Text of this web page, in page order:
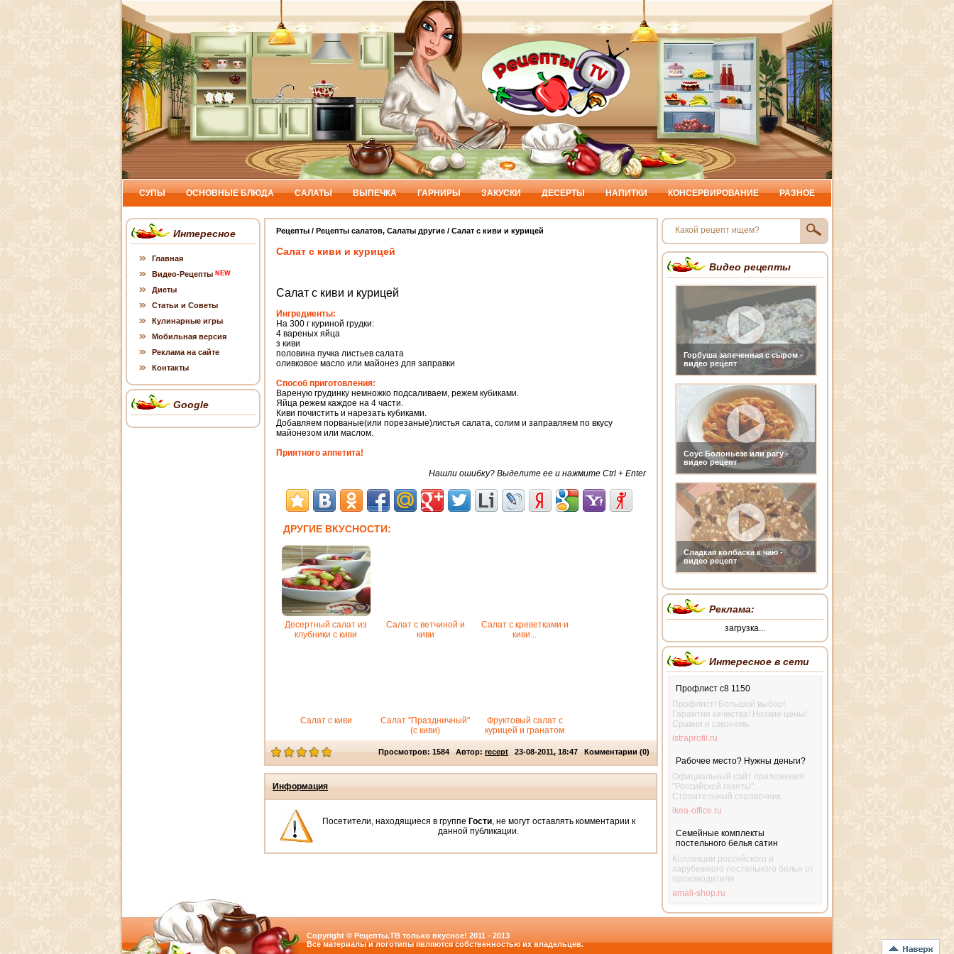
СУПЫ ОСНОВНЫЕ БЛЮДА САЛАТЫ ВЫПЕЧКА ГАРНИРЫ ЗАКУСКИ ДЕСЕРТЫ НАПИТКИ КОНСЕРВИРОВАНИЕ РАЗНОЕ
Рецепты / Рецепты салатов, Салаты другие / Салат с киви и курицей
Салат с киви и курицей
Салат с киви и курицей
Ингредиенты:
На 300 г куриной грудки:
4 вареных яйца
з киви
половина пучка листьев салата
оливковое масло или майонез для заправки
Способ приготовления:
Вареную грудинку немножко подсаливаем, режем кубиками.
Яйца режем каждое на 4 части.
Киви почистить и нарезать кубиками.
Добавляем порваные(или порезаные)листья салата, солим и заправляем по вкусу
майонезом или маслом.
Приятного аппетита!
Нашли ошибку? Выделите ее и нажмите Ctrl + Enter
ДРУГИЕ ВКУСНОСТИ:
Десертный салат из
клубники с киви
Салат с ветчиной и
киви
Салат с креветками и
киви...
Салат с киви
Салат "Праздничный"
(с киви)
Фруктовый салат с
курицей и гранатом
Просмотров: 1584 Автор:recept23-08-2011, 18:47 Комментарии (0)
Информация
Посетители, находящиеся в группе Гости, не могут оставлять комментарии к
данной публикации.
Интересное
Главная
Видео-Рецепты NEW
Диеты
Статьи и Советы
Кулинарные игры
Мобильная версия
Реклама на сайте
Контакты
Google
Видео рецепты
Горбуша запеченная с сыром -
видео рецепт
Соус Болоньезе или рагу -
видео рецепт
Сладкая колбаска к чаю -
видео рецепт
Реклама:
загрузка...
Интересное в сети
Профлист с8 1150
Профлист! Большой выбор!
Гарантия качества! Низкие цены!
Сравни и сэкономь
istraprofil.ru
Рабочее место? Нужны деньги?
Официальный сайт приложения
"Российской газеты".
Строительный справочник.
ikea-office.ru
Семейные комплекты
постельного белья сатин
Коллекции российского и
зарубежного постельного белья от
производителя
amali-shop.ru
Copyright © Рецепты.ТВ только вкусное! 2011 - 2013
Все материалы и логотипы являются собственностью их владельцев.